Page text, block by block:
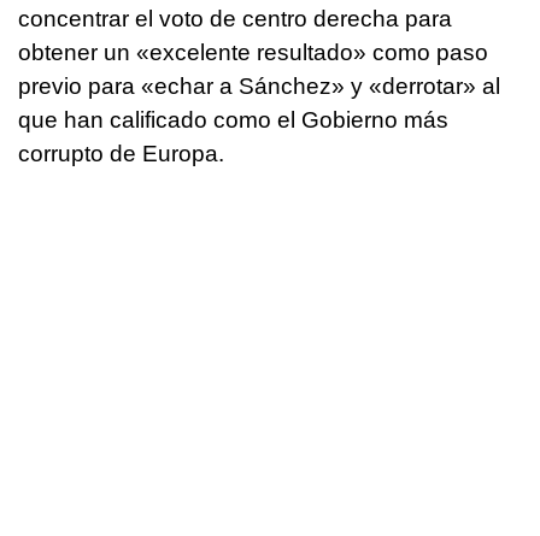
concentrar el voto de centro derecha para
obtener un «excelente resultado» como paso
previo para «echar a Sánchez» y «derrotar» al
que han calificado como el Gobierno más
corrupto de Europa.